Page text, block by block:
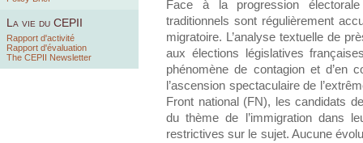
La vie du CEPII
Rapport d'activité
Rapport d'évaluation
The CEPII Newsletter
Face à la progression
traditionnels sont régulièrement
migratoire. L’analyse textuelle de
aux élections législatives
phénomène de contagion et d’en
l’ascension spectaculaire de
Front national (FN), les candidats
du thème de l’immigration dans
restrictives sur le sujet. Aucune